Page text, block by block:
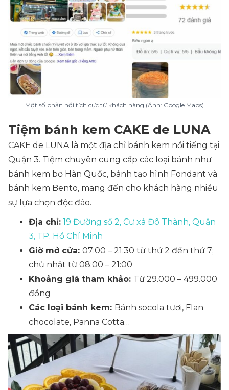
Một số phản hồi tích cực từ khách hàng (Ảnh: Google Maps)
Tiệm bánh kem CAKE de LUNA
CAKE de LUNA là một địa chỉ bánh kem nổi tiếng tại
Quận 3. Tiệm chuyên cung cấp các loại bánh như
bánh kem bơ Hàn Quốc, bánh tạo hình Fondant và
bánh kem Bento, mang đến cho khách hàng nhiều
sự lựa chọn độc đáo.
Địa chỉ: 19 Đường số 2, Cư xá Đô Thành, Quận
3, TP. Hồ Chí Minh
Giờ mở cửa: 07:00 – 21:30 từ thứ 2 đến thứ 7;
chủ nhật từ 08:00 – 21:00
Khoảng giá tham khảo: Từ 29.000 – 499.000
đồng
Các loại bánh kem: Bánh socola tươi, Flan
chocolate, Panna Cotta…